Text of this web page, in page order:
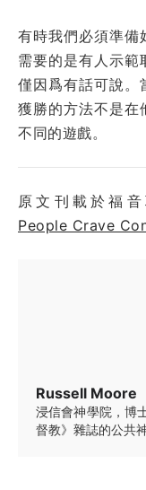
有時我們必須準備
需要的是有人示範
僅因爲有話可說。
獲勝的方法不是在
不同的遊戲。
原文刊載於福
People Crave
Russell Moore
浸信會神學院，博
督教》雜誌的公共